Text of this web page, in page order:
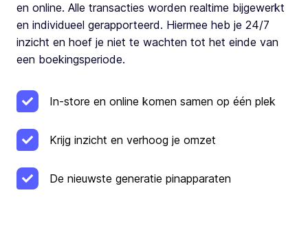
en online. Alle transacties worden realtime bijgewerkt
en individueel gerapporteerd. Hiermee heb je 24/7
inzicht en hoef je niet te wachten tot het einde van
een boekingsperiode.
In-store en online komen samen op één plek
Krijg inzicht en verhoog je omzet
De nieuwste generatie pinapparaten